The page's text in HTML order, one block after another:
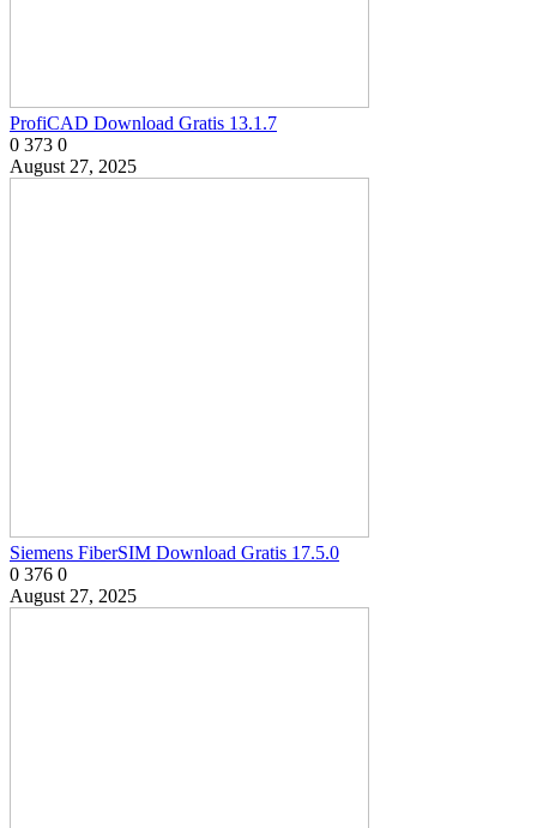
ProfiCAD Download Gratis 13.1.7
0 373 0
August 27, 2025
Siemens FiberSIM Download Gratis 17.5.0
0 376 0
August 27, 2025